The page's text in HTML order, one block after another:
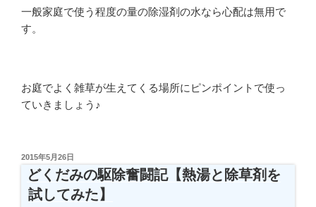
一般家庭で使う程度の量の除湿剤の水なら心配は無用で
す。
お庭でよく雑草が生えてくる場所にピンポイントで使っ
ていきましょう♪
投
日:
2015年5月26日
どくだみの駆除奮闘記【熱湯と除草剤を
試してみた】